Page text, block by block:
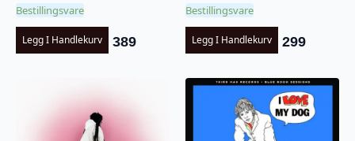
Bestillingsvare
Legg I Handlekurv 389
Bestillingsvare
Legg I Handlekurv 299